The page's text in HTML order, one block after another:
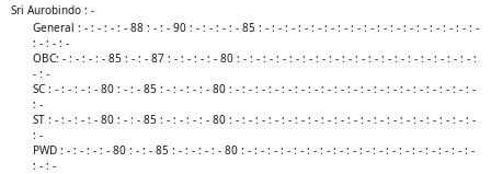
Sri Aurobindo : -
General : - : - : - : - 88 : - : - 90 : - : - : - : - 85 : - : - : - : - : - : - : - : - : - : - : - : - : - : - : - : - : -
: - : - : -
OBC: - : - : - : - 85 : - : - 87 : - : - : - : - 80 : - : - : - : - : - : - : - : - : - : - : - : - : - : - : - : - : - : - :
- : -
SC : - : - : - : - 80 : - : - 85 : - : - : - : - 80 : - : - : - : - : - : - : - : - : - : - : - : - : - : - : - : - : - : - : -
: -
ST : - : - : - : - 80 : - : - 85 : - : - : - : - 80 : - : - : - : - : - : - : - : - : - : - : - : - : - : - : - : - : - : - : -
: -
PWD : - : - : - : - 80 : - : - 85 : - : - : - : - 80 : - : - : - : - : - : - : - : - : - : - : - : - : - : - : - : - : - : -
: - : -​